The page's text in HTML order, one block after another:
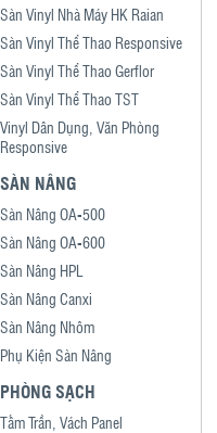
Sàn Vinyl Nhà Máy HK Raian
Sàn Vinyl Thể Thao Responsive
Sàn Vinyl Thể Thao Gerflor
Sàn Vinyl Thể Thao TST
Vinyl Dân Dụng, Văn Phòng
Responsive
SÀN NÂNG
Sàn Nâng OA-500
Sàn Nâng OA-600
Sàn Nâng HPL
Sàn Nâng Canxi
Sàn Nâng Nhôm
Phụ Kiện Sàn Nâng
PHÒNG SẠCH
Tấm Trần, Vách Panel